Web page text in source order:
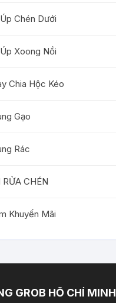
Chén Dưới
Xoong Nồi
Chia Hộc Kéo
Gạo
Rác
RỬA CHÉN
Khuyến Mãi
GROB HỒ CHÍ MINH